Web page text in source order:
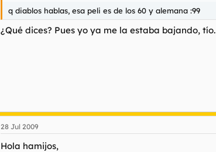
q diablos hablas, esa peli es de los 60 y alemana :99
¿Qué dices? Pues yo ya me la estaba bajando, tío.
28 Jul 2009
Hola hamijos,